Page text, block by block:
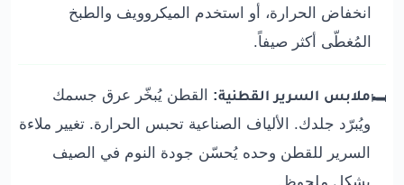
انخفاض الحرارة، أو استخدم الميكروويف والطبخ
المُغطّى أكثر صيفاً.
🛏️ملابس السرير القطنية: القطن يُبخّر عرق جسمك
ويُبرّد جلدك. الألياف الصناعية تحبس الحرارة. تغيير ملاءة
السرير للقطن وحده يُحسّن جودة النوم في الصيف